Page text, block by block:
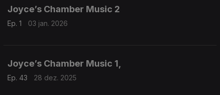
Joyce’s Chamber Music 2
Ep. 1 03 jan. 2026
Joyce’s Chamber Music 1,
Ep. 43 28 dez. 2025